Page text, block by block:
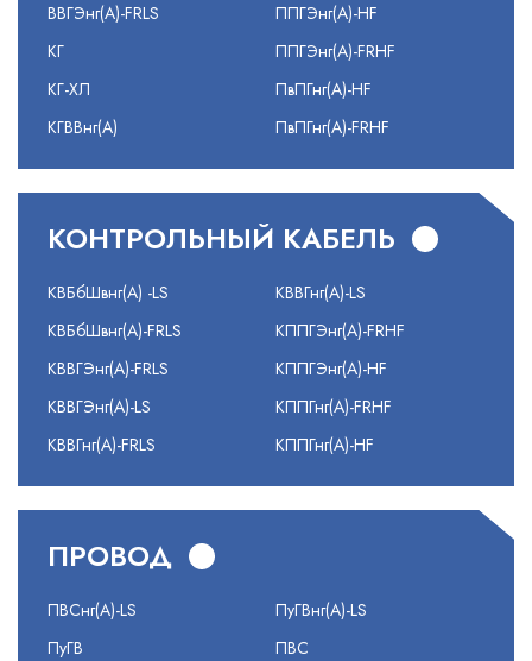
ВВГЭнг(А)-FRLS
КГ
КГ-ХЛ
КГВВнг(А)
ППГЭнг(А)-HF
ППГЭнг(А)-FRHF
ПвПГнг(А)-HF
ПвПГнг(А)-FRHF
КОНТРОЛЬНЫЙ КАБЕЛЬ
КВБбШвнг(А) -LS
КВБбШвнг(А)-FRLS
КВВГЭнг(А)-FRLS
КВВГЭнг(А)-LS
КВВГнг(А)-FRLS
КВВГнг(А)-LS
КППГЭнг(А)-FRHF
КППГЭнг(А)-HF
КППГнг(А)-FRHF
КППГнг(А)-HF
ПРОВОД
ПВСнг(А)-LS
ПуГВ
ПуГВнг(А)-LS
ПВС